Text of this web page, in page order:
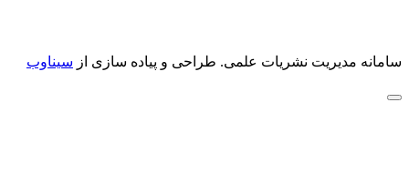
سامانه مدیریت نشریات علمی. طراحی و پیاده سازی از سیناوب